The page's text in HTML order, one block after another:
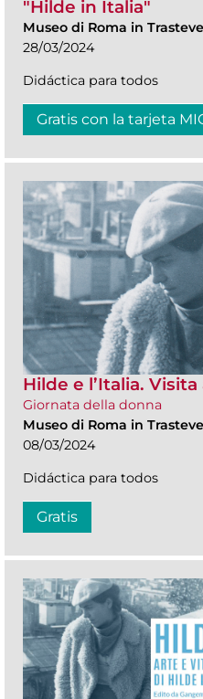
"Hilde in Italia"
Museo di Roma in
28/03/2024
Didáctica para todos
Gratis con la tarjeta
Hilde e l’Italia.
Giornata della donna
Museo di Roma in
08/03/2024
Didáctica para todos
Gratis